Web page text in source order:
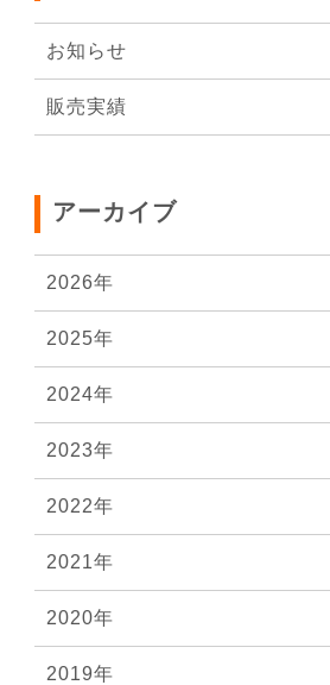
お知らせ
販売実績
アーカイブ
2026年
2025年
2024年
2023年
2022年
2021年
2020年
2019年